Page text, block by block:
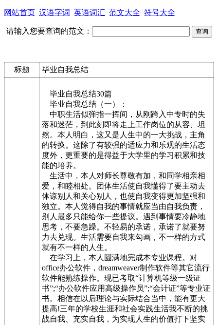
网站首页 汉语字词 英语词汇 范文大全 符号大全
请输入您要查询的范文：
标题 毕业自我总结
毕业自我总结30篇
毕业自我总结（一）：
中职生活似弹指一挥间，从刚跨入中专时的失
落和迷茫，到此刻即将走上工作岗位的从容、坦
然。本人明白，这又是人生中的一大挑战，主角
的转换。这除了有较强的适应力和乐观的生活态
度外，更重要的是得益于大学里的学习积累和技
能的培养。
生活中，本人对师长尊敬有加，和同学相亲相
爱，和睦相处。团体生活使自我懂得了要主动去
体谅别人和关心别人，也使自我变得更加坚强和
独立。本人觉得自我的事情就应当由自我负责，
别人最多只能给你一些提议。遇到事情要冷静地
思考，不要急躁。不轻易的承诺，承诺了就要努
力去兑现。生活需要自我来勾画，不一样的方式
就有不一样的人生。
在学习上，本人圆满地完成本专业课程。对
office办公软件，dreamweaver制作软件等其它流行
软件能熟练操作。现已考取“计算机等级一级证
书”;“办公软件应用高级操作员”;“会计证”等专业证
书。相信在以后理论与实际结合当中，能有更大
提高!三年的学校生涯和社会实践生活我不断的挑
战自我、充实自我，为实现人生的价值打下坚实